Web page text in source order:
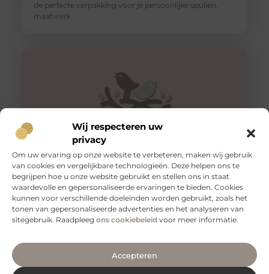
Wij respecteren uw
privacy
Om uw ervaring op onze website te verbeteren, maken wij gebruik
van cookies en vergelijkbare technologieën. Deze helpen ons te
begrijpen hoe u onze website gebruikt en stellen ons in staat
waardevolle en gepersonaliseerde ervaringen te bieden. Cookies
kunnen voor verschillende doeleinden worden gebruikt, zoals het
tonen van gepersonaliseerde advertenties en het analyseren van
sitegebruik. Raadpleeg ons cookiebeleid voor meer informatie.
Accepteren
de perfecte verpakking voor je persoonlijke spullen,
maatwerk
Veilig vervoeren: waarom aanhangernetten onmisbaar
zijn
Als je regelmatig spullen vervoert met een aanhanger,
weet je hoe belangrijk het is om je lading veilig en stevig